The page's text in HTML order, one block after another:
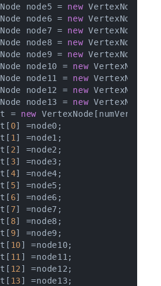
node5 =
new VertexNode(
node6 =
new VertexNode(
node7 =
new VertexNode(
node8 =
new VertexNode(
node9 =
new VertexNode(
node10 =
new VertexNode(
node11 =
new VertexNode(
node12 =
new VertexNode(
node13 =
new VertexNode(
=
new
0] =node0;
1 ] =node1;
2] =node2;
3] =node3;
4] =node4;
5] =node5;
6] =node6;
7] =node7;
8] =node8;
9] =node9;
10] =node10;
11 ] =node11;
12 ] =node12;
13] =node13;